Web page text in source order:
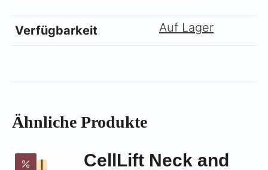
Verfügbarkeit Auf Lager
Ähnliche Produkte
CellLift Neck and